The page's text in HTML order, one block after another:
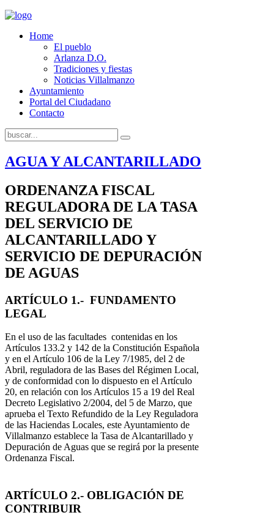
Home
El pueblo
Arlanza D.O.
Tradiciones y fiestas
Noticias Villalmanzo
Ayuntamiento
Portal del Ciudadano
Contacto
AGUA Y ALCANTARILLADO
ORDENANZA FISCAL
REGULADORA DE LA TASA
DEL SERVICIO DE
ALCANTARILLADO Y
SERVICIO DE DEPURACIÓN
DE AGUAS
ARTÍCULO 1.- FUNDAMENTO
LEGAL
En el uso de las facultades contenidas en los
Artículos 133.2 y 142 de la Constitución Española
y en el Artículo 106 de la Ley 7/1985, del 2 de
Abril, reguladora de las Bases del Régimen Local,
y de conformidad con lo dispuesto en el Artículo
20, en relación con los Artículos 15 a 19 del Real
Decreto Legislativo 2/2004, del 5 de Marzo, que
aprueba el Texto Refundido de la Ley Reguladora
de las Haciendas Locales, este Ayuntamiento de
Villalmanzo establece la Tasa de Alcantarillado y
Depuración de Aguas que se regirá por la presente
Ordenanza Fiscal.
ARTÍCULO 2.- OBLIGACIÓN DE
CONTRIBUIR